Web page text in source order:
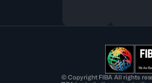
© Copyright FIBA All rights